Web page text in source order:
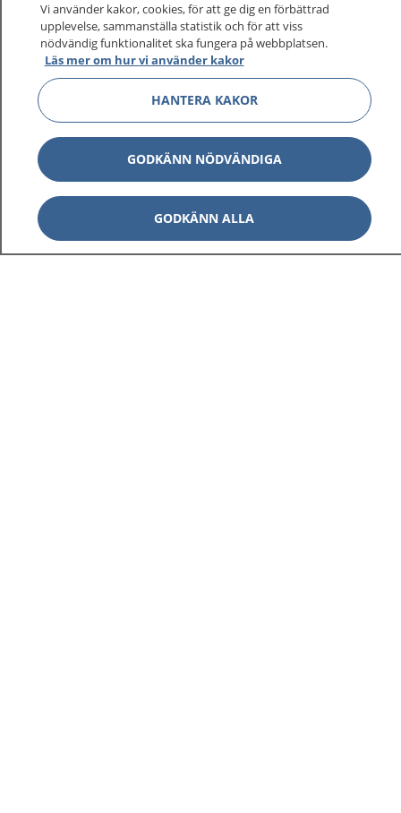
Vi använder kakor, cookies, för att ge dig en förbättrad
upplevelse, sammanställa statistik och för att viss
nödvändig funktionalitet ska fungera på webbplatsen.
Läs mer om hur vi använder kakor
HANTERA KAKOR
GODKÄNN NÖDVÄNDIGA
GODKÄNN ALLA